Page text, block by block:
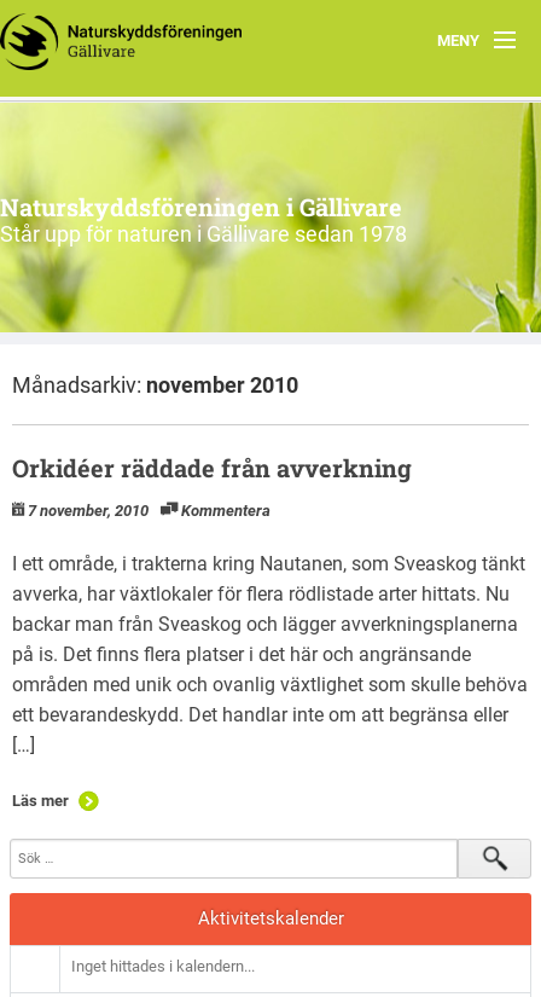
MENY
Hem
Intressegrupper
EN
Naturskyddsföreningen i Gällivare
Står upp för naturen i Gällivare sedan 1978
Månadsarkiv: november 2010
Orkidéer räddade från avverkning
7 november, 2010 Kommentera
I ett område, i trakterna kring Nautanen, som Sveaskog tänkt
avverka, har växtlokaler för flera rödlistade arter hittats. Nu
backar man från Sveaskog och lägger avverkningsplanerna
på is. Det finns flera platser i det här och angränsande
områden med unik och ovanlig växtlighet som skulle behöva
ett bevarandeskydd. Det handlar inte om att begränsa eller
[…]
Läs mer
Aktivitetskalender
Inget hittades i kalendern...